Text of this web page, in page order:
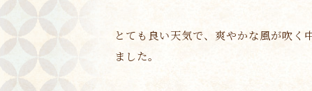
とても良い天気で、爽やかな風が吹く
ました。